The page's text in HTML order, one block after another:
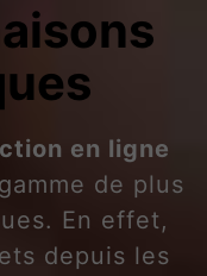
en ligne
de plus
En effet,
depuis les